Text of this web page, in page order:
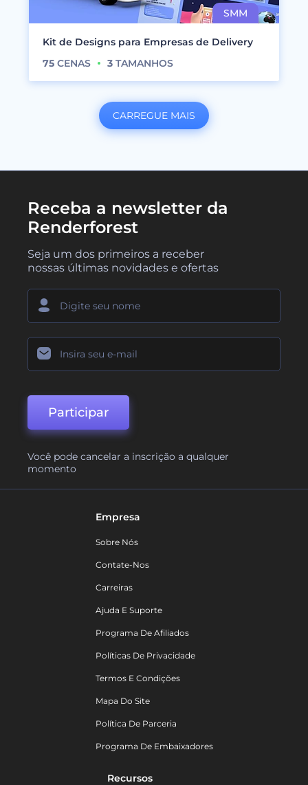
Kit de Designs para Empresas de Delivery
75 CENAS 3 TAMANHOS
CARREGUE MAIS
Receba a newsletter da
Renderforest
Seja um dos primeiros a receber
nossas últimas novidades e ofertas
Participar
Você pode cancelar a inscrição a qualquer
momento
Empresa
Sobre Nós
Contate-Nos
Carreiras
Ajuda E Suporte
Programa De Afiliados
Políticas De Privacidade
Termos E Condições
Mapa Do Site
Política De Parceria
Programa De Embaixadores
Recursos